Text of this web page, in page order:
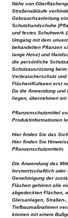
Nähe von
Straßenabläufe
Gebrauchsanleitung
Schutzhandschuhe
und festes Schuhwerk
Umgang mit dem
behandelten Pflanzen
lange Hose) und
die persönliche
Schutzausrüstung
Verbraucherschutz
Flächen/Kulturen erst
Da die Anwendung
liegen, übernehmen
Pflanzenschutzmittel
Produktinformationen
Hier finden Sie das
Hier finden Sie
Pflanzenschutzmitteln.
Die Anwendung des
forstwirtschaftlich oder
Genehmigung der
Flächen gehören alle
abgedeckten Flächen,
Gleisanlagen, Straßen-
Tiefbaumaßnahmen
können mit einem